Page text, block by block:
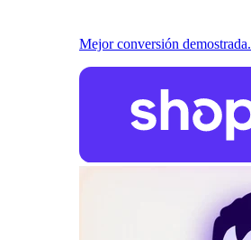
Mejor conversión demostrada.